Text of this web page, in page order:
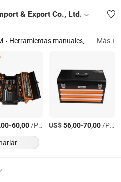
& Export Co., Ltd.
Herramientas manuales, accesorio de herramienta eléctrica, juego de herramientas, llave, alicate, destornillador, broca, cuchillo, cinta métrica Más +
-60,00/Pieza US$56,00-70,00/Pieza